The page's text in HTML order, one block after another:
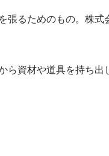
張るためのもの。株式
ら資材や道具を持ち出